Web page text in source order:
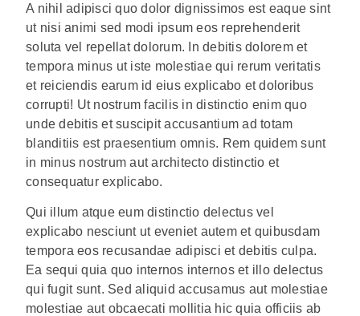
A nihil adipisci quo dolor dignissimos est eaque sint
ut nisi animi sed modi ipsum eos reprehenderit
soluta vel repellat dolorum. In debitis dolorem et
tempora minus ut iste molestiae qui rerum veritatis
et reiciendis earum id eius explicabo et doloribus
corrupti! Ut nostrum facilis in distinctio enim quo
unde debitis et suscipit accusantium ad totam
blanditiis est praesentium omnis. Rem quidem sunt
in minus nostrum aut architecto distinctio et
consequatur explicabo.
Qui illum atque eum distinctio delectus vel
explicabo nesciunt ut eveniet autem et quibusdam
tempora eos recusandae adipisci et debitis culpa.
Ea sequi quia quo internos internos et illo delectus
qui fugit sunt. Sed aliquid accusamus aut molestiae
molestiae aut obcaecati mollitia hic quia officiis ab